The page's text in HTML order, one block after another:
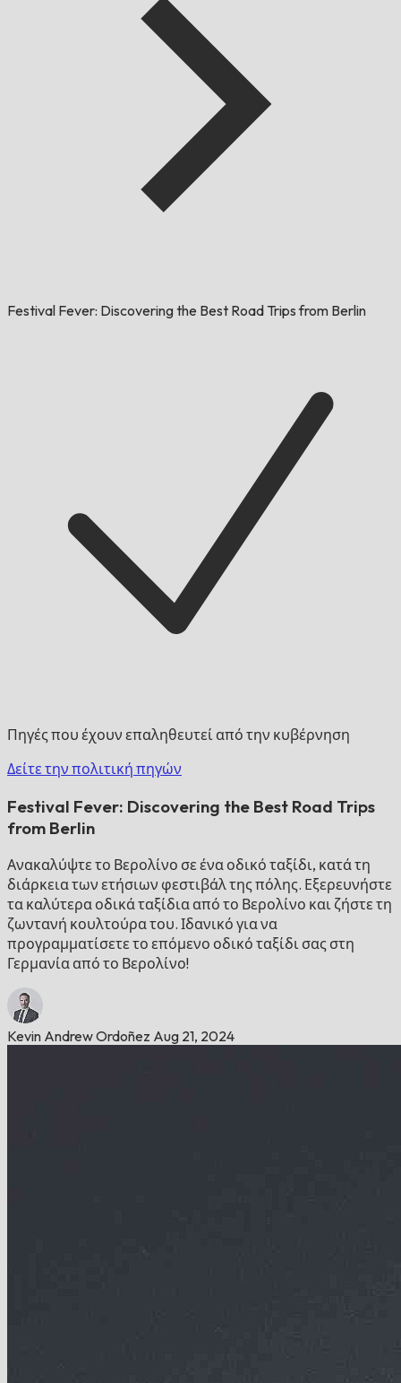
Festival Fever: Discovering the Best Road Trips from Berlin
Πηγές που έχουν επαληθευτεί από την κυβέρνηση
Δείτε την πολιτική πηγών
Festival Fever: Discovering the Best Road Trips
from Berlin
Ανακαλύψτε το Βερολίνο σε ένα οδικό ταξίδι, κατά τη
διάρκεια των ετήσιων φεστιβάλ της πόλης. Εξερευνήστε
τα καλύτερα οδικά ταξίδια από το Βερολίνο και ζήστε τη
ζωντανή κουλτούρα του. Ιδανικό για να
προγραμματίσετε το επόμενο οδικό ταξίδι σας στη
Γερμανία από το Βερολίνο!
Kevin Andrew Ordoñez Aug 21, 2024